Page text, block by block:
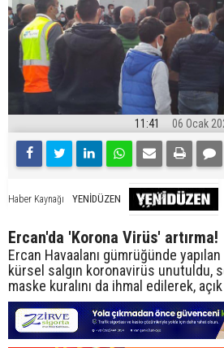
11:41 06 Ocak
Haber Kaynağı YENİDÜZEN
Ercan'da 'Korona Virüs' artırma!
Ercan Havaalanı gümrüğünde yapılan
kürsel salgın koronavirüs unutuldu,
maske kuralını da ihmal edilerek,